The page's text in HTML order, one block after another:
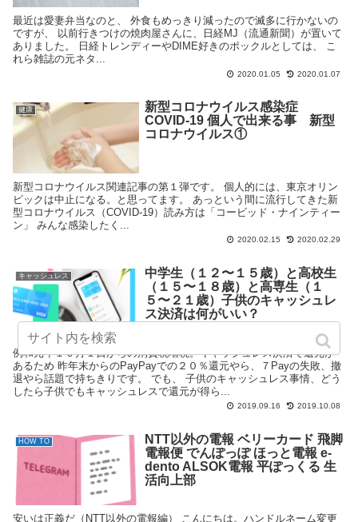
最近は愛妻弁当なのと、 外食もめっきり減ったので滅多に行かないの
ですが、 以前行きつけの焼肉屋さんに、日経MJ（流通新聞）が置いて
ありました。 日経トレンディーやDIME好きのポックルとしては、 こ
れら雑誌の元ネタ...
2020.01.05 2020.01.07
健康
新型コロナウイルス感染症
COVID-19 個人で出来る事 新型
コロナウイルス①
新型コロナウイルス関連記事の第１弾です。 個人的には、東京オリン
ピックは中止になる。と思ってます。 あっという間に流行してきた新
型コロナウイルス（COVID-19）読み方は「コービッド・ナインティー
ン」 みんな感染したく...
2020.02.15 2020.02.29
キャッシュレス
中学生（１２〜１５歳）と高校生
（１５〜１８歳）と高専生（１
５〜２１歳）子供のキャッシュレ
ス決済は何がいい？
例和元年１０月１日からの消費税増税。キャッシュレス決済で還元が
あるため 昨年末からのPayPayでの２０％還元やら、７Payの失敗、撤
退やら話題で持ちきりです。 でも、 子供のキャッシュレス事情、どう
したら子供でもキャッシュレスで還元が得ら...
2019.09.16 2019.10.08
HOW TO
NTT以外の電報 ベリーカード 飛脚
電報便 でんぽっぽ ほっと電報 e-
dento ALSOK電報 平ぽっくる 生
活向上部
安いは正義だ（NTT以外の電報編） こんにちは。ハンドルネーム変更